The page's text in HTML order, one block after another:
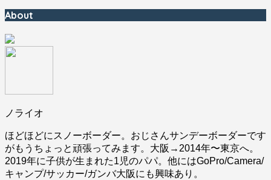
About
ノライオ
ほどほどにスノーボーダー。おじさんサンデーボーダーです
がもうちょっと頑張ってみます。大阪→2014年〜東京へ。
2019年に子供が生まれた1児のパパ。他にはGoPro/Camera/
キャンプ/サッカー/ガンバ大阪にも興味あり。